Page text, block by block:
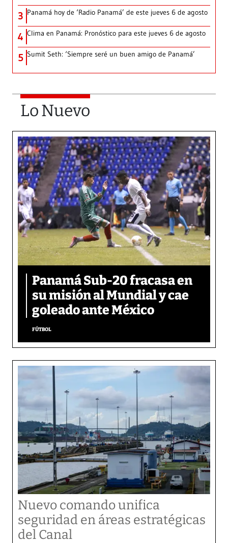
3 Panamá hoy de ‘Radio Panamá’ de este jueves 6 de agosto
4 Clima en Panamá: Pronóstico para este jueves 6 de agosto
5 Sumit Seth: ‘Siempre seré un buen amigo de Panamá’
Lo Nuevo
Panamá Sub-20 fracasa en
su misión al Mundial y cae
goleado ante México
FÚTBOL
Nuevo comando unifica
seguridad en áreas estratégicas
del Canal